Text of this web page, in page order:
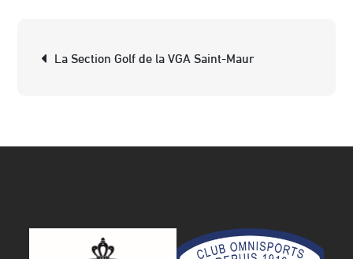
navigation
La Section Golf de la VGA Saint-Maur